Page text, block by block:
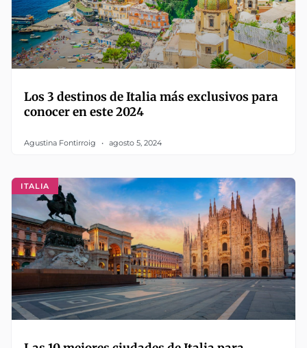
Los 3 destinos de Italia más exclusivos para
conocer en este 2024
Agustina Fontirroig agosto 5, 2024
ITALIA